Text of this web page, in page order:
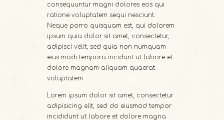
consequuntur magni dolores eos qui
ratione voluptatem sequi nesciunt.
Neque porro quisquam est, qui dolorem
ipsum quia dolor sit amet, consectetur,
adipisci velit, sed quia non numquam
eius modi tempora incidunt ut labore et
dolore magnam aliquam quaerat
voluptatem.
Lorem ipsum dolor sit amet, consectetur
adipisicing elit, sed do eiusmod tempor
incididunt ut labore et dolore magna